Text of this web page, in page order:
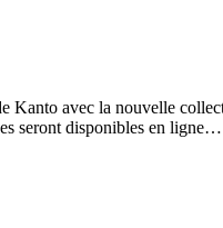
Kanto avec la nouvelle
seront disponibles en ligne…